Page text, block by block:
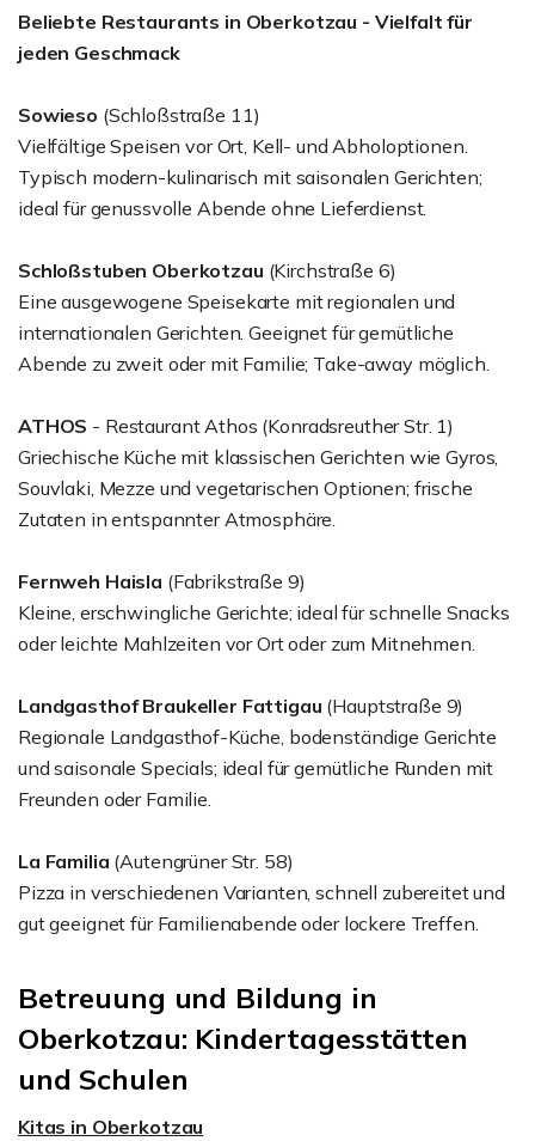
Beliebte Restaurants in Oberkotzau - Vielfalt für
jeden Geschmack
Sowieso (Schloßstraße 11)
Vielfältige Speisen vor Ort, Kell- und Abholoptionen.
Typisch modern-kulinarisch mit saisonalen Gerichten;
ideal für genussvolle Abende ohne Lieferdienst.
Schloßstuben Oberkotzau (Kirchstraße 6)
Eine ausgewogene Speisekarte mit regionalen und
internationalen Gerichten. Geeignet für gemütliche
Abende zu zweit oder mit Familie; Take-away möglich.
ATHOS - Restaurant Athos (Konradsreuther Str. 1)
Griechische Küche mit klassischen Gerichten wie Gyros,
Souvlaki, Mezze und vegetarischen Optionen; frische
Zutaten in entspannter Atmosphäre.
Fernweh Haisla (Fabrikstraße 9)
Kleine, erschwingliche Gerichte; ideal für schnelle Snacks
oder leichte Mahlzeiten vor Ort oder zum Mitnehmen.
Landgasthof Braukeller Fattigau (Hauptstraße 9)
Regionale Landgasthof-Küche, bodenständige Gerichte
und saisonale Specials; ideal für gemütliche Runden mit
Freunden oder Familie.
La Familia (Autengrüner Str. 58)
Pizza in verschiedenen Varianten, schnell zubereitet und
gut geeignet für Familienabende oder lockere Treffen.
Betreuung und Bildung in
Oberkotzau: Kindertagesstätten
und Schulen
Kitas in Oberkotzau